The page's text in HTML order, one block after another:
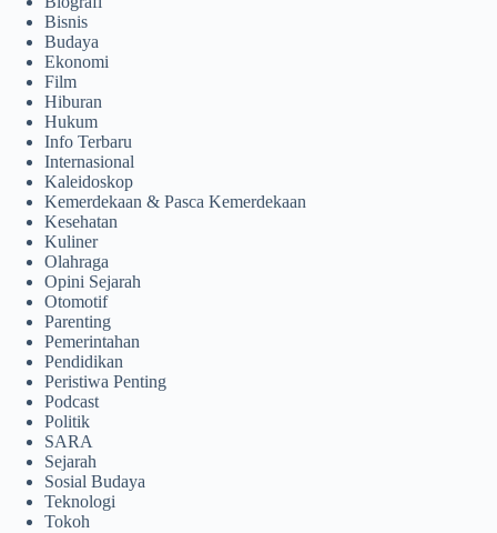
Bisnis
Budaya
Ekonomi
Film
Hiburan
Hukum
Info Terbaru
Internasional
Kaleidoskop
Kemerdekaan & Pasca Kemerdekaan
Kesehatan
Kuliner
Olahraga
Opini Sejarah
Otomotif
Parenting
Pemerintahan
Pendidikan
Peristiwa Penting
Podcast
Politik
SARA
Sejarah
Sosial Budaya
Teknologi
Tokoh